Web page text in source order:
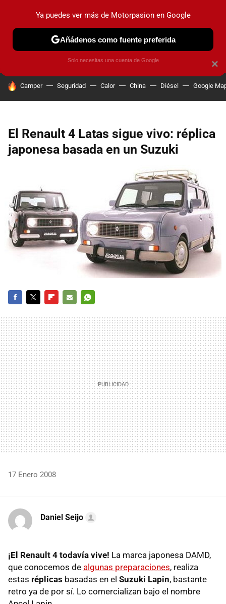
PRUEBAS COCHES ELÉCTRICOS OBSERVATORIO
HOY SE HABLA DE
Camper Seguridad Calor China Diésel Google
El Renault 4 Latas sigue vivo: réplica
japonesa basada en un Suzuki
MAIL
17 Enero 2008
Daniel Seijo
¡El Renault 4 todavía vive! La marca japonesa DAMD,
que conocemos de algunas preparaciones, realiza
estas réplicas basadas en el Suzuki Lapin, bastante
retro ya de por sí. Lo comercializan bajo el nombre
×
Ya puedes ver más de Motorpasion en Google
Añádenos como fuente preferida
Solo necesitas una cuenta de Google